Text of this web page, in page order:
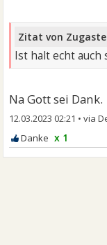
Zitat von
Ist halt echt auch
Na Gott sei Dank.
12.03.2023 02:21 •
x 1